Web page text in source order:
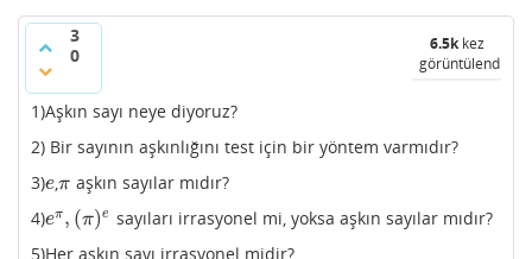
3
0
6.5kkez
görüntülendi
1)Aşkın sayı neye diyoruz?
2) Bir sayının aşkınlığını test için bir yöntem varmıdır?
3)e
e,π
π aşkın sayılar mıdır?
4)eπ, (π)e
eπ, π)e
sayıları irrasyonel mi, yoksa aşkın sayılar mıdır?
5)Her aşkın sayı irrasyonel midir?